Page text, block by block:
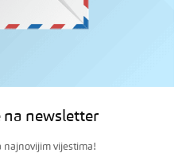
na newsletter
najnovijim vijestima!